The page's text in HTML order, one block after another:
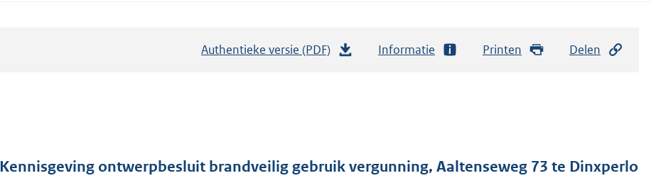
Authentieke versie (PDF)
d
Informatie Printen Delen
Kennisgeving ontwerpbesluit brandveilig gebruik vergunning, Aaltenseweg 73 te Dinxperlo